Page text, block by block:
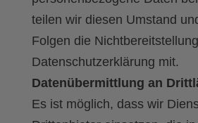
teilen wir diesen Umstand
Folgen die
Datenschutzerklärung mit.
Datenübermittlung an
Es ist möglich, dass wir